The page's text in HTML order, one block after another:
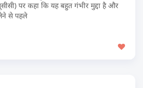
पर कहा कि यह बहुत गंभीर मुद्दा है और
से पहले